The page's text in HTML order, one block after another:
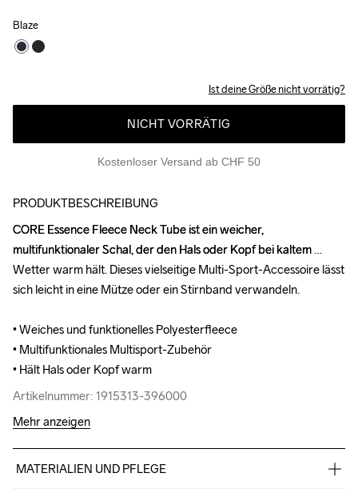
Blaze
Ist deine Größe nicht vorrätig?
NICHT VORRÄTIG
Kostenloser Versand ab CHF 50
PRODUKTBESCHREIBUNG
CORE Essence Fleece Neck Tube ist ein weicher,
multifunktionaler Schal, der den Hals oder Kopf bei kaltem
Wetter warm hält. Dieses vielseitige Multi-Sport-Accessoire lässt
sich leicht in eine Mütze oder ein Stirnband verwandeln.
• Weiches und funktionelles Polyesterfleece
• Multifunktionales Multisport-Zubehör
• Hält Hals oder Kopf warm
Artikelnummer: 1915313-396000
CORE Essence Fleece Neck Tube ist ein weicher,
multifunktionaler Schal, der den Hals oder Kopf bei kaltem
Wetter warm hält. Dieses vielseitige Multi-Sport-Accessoire lässt
sich leicht in eine Mütze oder ein Stirnband verwandeln.
• Weiches und funktionelles Polyesterfleece
• Multifunktionales Multisport-Zubehör
• Hält Hals oder Kopf warm
Artikelnummer: 1915313-396000
Mehr anzeigen
MATERIALIEN UND PFLEGE